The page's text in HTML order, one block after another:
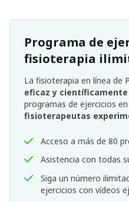
Programa de
fisioterapia
La fisioterapia en línea de
eficaz y
programas de ejercicios
fisioterapeutas
Acceso a más de 80
Asistencia con todas
Siga un número
ejercicios con vídeos